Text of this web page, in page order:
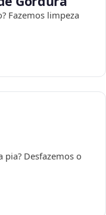
Fazemos limpeza
Desfazemos o